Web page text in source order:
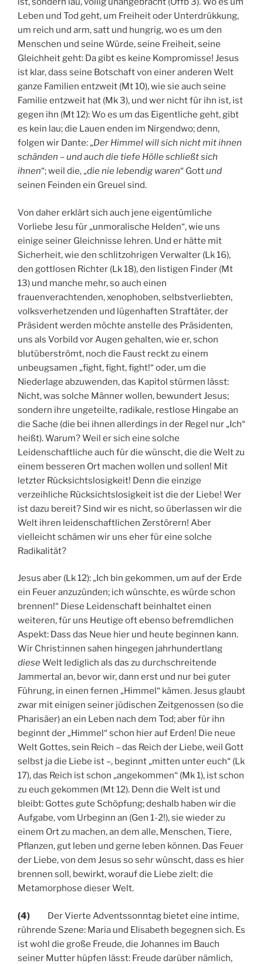
Leben und Tod geht, um Freiheit oder Unterdrükkung,
um reich und arm, satt und hungrig, wo es um den
Menschen und seine Würde, seine Freiheit, seine
Gleichheit geht: Da gibt es keine Kompromisse! Jesus
ist klar, dass seine Botschaft von einer anderen Welt
ganze Familien entzweit (Mt 10), wie sie auch seine
Familie entzweit hat (Mk 3), und wer nicht für ihn ist, ist
gegen ihn (Mt 12): Wo es um das Eigentliche geht, gibt
es kein lau; die Lauen enden im Nirgendwo; denn,
folgen wir Dante: „Der Himmel will sich nicht mit ihnen
schänden – und auch die tiefe Hölle schließt sich
ihnen“; weil die, „die nie lebendig waren“ Gottund
seinen Feinden ein Greuel sind.
Von daher erklärt sich auch jene eigentümliche
Vorliebe Jesu für „unmoralische Helden“, wie uns
einige seiner Gleichnisse lehren. Und er hätte mit
Sicherheit, wie den schlitzohrigen Verwalter (Lk 16),
den gottlosen Richter (Lk 18), den listigen Finder (Mt
13) und manche mehr, so auch einen
frauenverachtenden, xenophoben, selbstverliebten,
volksverhetzenden und lügenhaften Straftäter, der
Präsident werden möchte anstelle des Präsidenten,
uns als Vorbild vor Augen gehalten, wie er, schon
blutüberströmt, noch die Faust reckt zu einem
unbeugsamen „fight, fight, fight!“ oder, um die
Niederlage abzuwenden, das Kapitol stürmen lässt:
Nicht, was solche Männer wollen, bewundert Jesus;
sondern ihre ungeteilte, radikale, restlose Hingabe an
die Sache (die bei ihnen allerdings in der Regel nur „Ich“
heißt). Warum? Weil er sich eine solche
Leidenschaftliche auch für die wünscht, die die Welt zu
einem besseren Ort machen wollen und sollen! Mit
letzter Rücksichtslosigkeit! Denn die einzige
verzeihliche Rücksichtslosigkeit ist die der Liebe! Wer
ist dazu bereit? Sind wir es nicht, so überlassen wir die
Welt ihren leidenschaftlichen Zerstörern! Aber
vielleicht schämen wir uns eher für eine solche
Radikalität?
Jesus aber (Lk 12): „Ich bin gekommen, um auf der Erde
ein Feuer anzuzünden; ich wünschte, es würde schon
brennen!“ Diese Leidenschaft beinhaltet einen
weiteren, für uns Heutige oft ebenso befremdlichen
Aspekt: Dass das Neue hier und heute beginnen kann.
Wir Christ:innen sahen hingegen jahrhundertlang
dieseWelt lediglich als das zu durchschreitende
Jammertal an, bevor wir, dann erst und nur bei guter
Führung, in einen fernen „Himmel“ kämen. Jesus glaubt
zwar mit einigen seiner jüdischen Zeitgenossen (so die
Pharisäer) an ein Leben nach dem Tod; aber für ihn
beginnt der „Himmel“ schon hier auf Erden! Die neue
Welt Gottes, sein Reich – das Reich der Liebe, weil Gott
selbst ja die Liebe ist –, beginnt „mitten unter euch“ (Lk
17), das Reich ist schon „angekommen“ (Mk 1), ist schon
zu euch gekommen (Mt 12). Denn die Welt ist und
bleibt: Gottes gute Schöpfung; deshalb haben wir die
Aufgabe, vom Urbeginn an (Gen 1-2!), sie wieder zu
einem Ort zu machen, an dem alle, Menschen, Tiere,
Pflanzen, gut leben und gerne leben können. Das Feuer
der Liebe, von dem Jesus so sehr wünscht, dass es hier
brennen soll, bewirkt, worauf die Liebe zielt: die
Metamorphose dieser Welt.
(4) Der Vierte Adventssonntag bietet eine intime,
rührende Szene: Maria und Elisabeth begegnen sich. Es
ist wohl die große Freude, die Johannes im Bauch
seiner Mutter hüpfen lässt: Freude darüber nämlich,